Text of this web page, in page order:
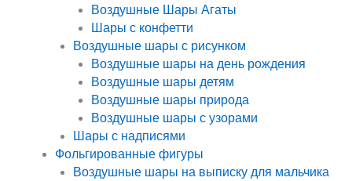
Воздушные Шары Агаты
Шары с конфетти
Воздушные шары с рисунком
Воздушные шары на день рождения
Воздушные шары детям
Воздушные шары природа
Воздушные шары с узорами
Шары с надписями
Фольгированные фигуры
Воздушные шары на выписку для мальчика